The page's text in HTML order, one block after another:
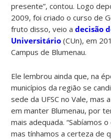
presente”, contou. Logo
2009, foi criado o curso de
fruto disso, veio adecisão
Universitário (CUn), em
Campus de Blumenau.
Ele lembrou ainda que, na
municípios da região se
sede da UFSC no Vale, mas
em manter Blumenau, por
mais adequada. “Sabíamos
mas tínhamos a certeza de